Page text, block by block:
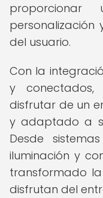
proporcionar
personalización
del usuario.
Con la
y conectados,
disfrutar de un
y adaptado a
Desde
iluminación y
transformado
disfrutan del